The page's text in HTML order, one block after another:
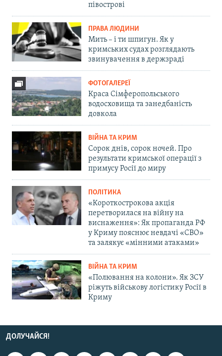
півострові
ПРАВА ЛЮДИНИ
Мить – і ти шпигун. Як у
кримських судах розглядають
звинувачення в держзраді
ФОТОГАЛЕРЕЇ
Краса Сімферопольського
водосховища та занедбаність
довкола
ВІЙНА ТА КРИМ
Сорок днів, сорок ночей. Про
результати кримської операції з
примусу Росії до миру
ПОЛІТИКА
«Короткострокова акція
перетворилася на війну на
виснаження»: Як пропаганда РФ
у Криму пояснює невдачі «СВО»
та залякує «мінними атаками»
ВІЙНА ТА КРИМ
«Полювання на колони». Як ЗСУ
ріжуть військову логістику Росії в
Криму
ДОЛУЧАЙСЯ!